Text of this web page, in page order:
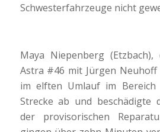
Schwesterfahrzeuge nicht
Maya Niepenberg
Astra #46 mit Jürgen Neuhoff
im elften Umlauf im Bereich
Strecke ab und beschädigte
der provisorischen